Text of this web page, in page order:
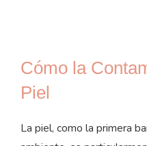
Cómo la
Piel
La piel, como la primera